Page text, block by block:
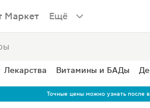
Маркет Ещё
Лекарства Витамины и БАДы
Точные цены можно узнать после